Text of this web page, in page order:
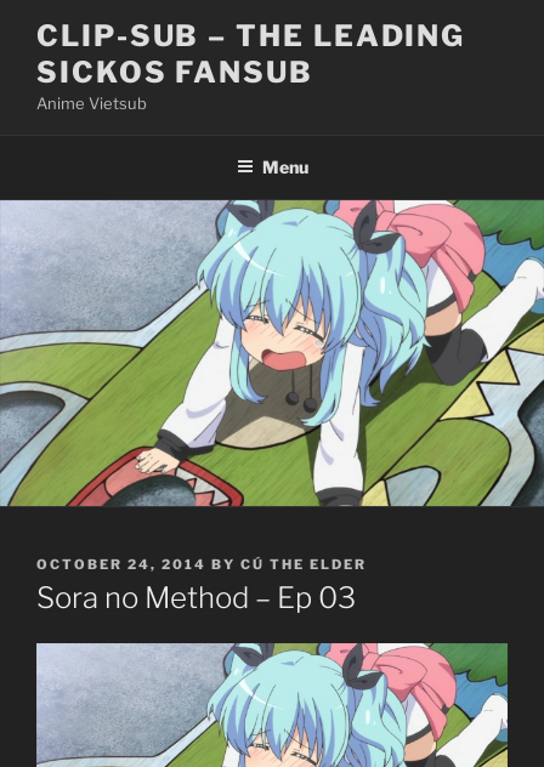
content
CLIP-SUB – THE LEADING
SICKOS FANSUB
Anime Vietsub
Menu
POSTED
ON
OCTOBER 24, 2014 BY CÚ THE ELDER
Sora no Method – Ep 03